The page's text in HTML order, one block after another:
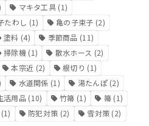
マキタ工具 (1)
たわし (1) 亀の子束子 (2)
塗料 (4) 季節商品 (11)
掃除機(1) 散水ホース (2)
本宗近 (2) 根切り (1)
水道関係 (1) 湯たんぽ(2)
活用品(10) 竹箒 (1) 箒(1)
(1) 防犯対策 (2) 雪対策 (2)